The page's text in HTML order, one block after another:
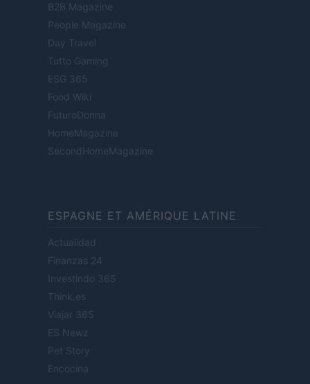
B2B Magazine
People Magazine
Day Travel
Tutto Gaming
ESG 365
Food Wiki
FuturoDonna
HomeMagazine
SecondHomeMagazine
ESPAGNE ET AMÉRIQUE LATINE
Actualidad
Finanzas 24
Investindo 365
Think.es
Viajar 365
ES Newz
Pet Story
Encocina